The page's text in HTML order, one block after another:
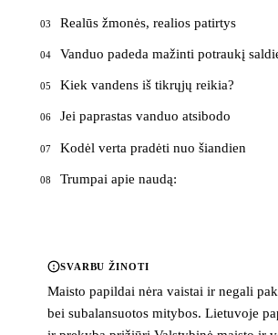
03 Realūs žmonės, realios patirtys
04 Vanduo padeda mažinti potraukį
05 Kiek vandens iš tikrųjų reikia?
06 Jei paprastas vanduo atsibodo
07 Kodėl verta pradėti nuo šiandien
08 Trumpai apie naudą:
SVARBU ŽINOTI
Maisto papildai nėra vaistai ir negali
bei subalansuotos mitybos. Lietuvoje